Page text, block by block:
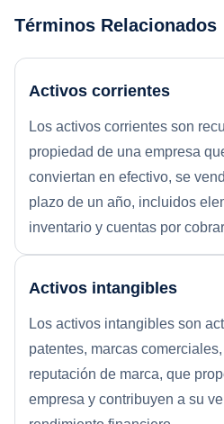
Términos Relacionados
Activos corrientes
Los activos corrientes son
propiedad de una empresa
conviertan en efectivo, se
plazo de un año, incluidos
inventario y cuentas por
Activos intangibles
Los activos intangibles son
patentes, marcas
reputación de marca, que
empresa y contribuyen a su